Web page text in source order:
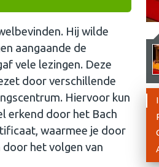
Hij wilde
aangaande de
vele lezingen. Deze
door verschillende
Hiervoor kun
erkend door het Bach
waarmee je door
door het volgen van